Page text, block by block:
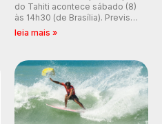
do Tahiti acontece sábado (8)
às 14h30 (de Brasília). Previsão
indica swell consistente.
Kelly Slater convidado.
leia mais »